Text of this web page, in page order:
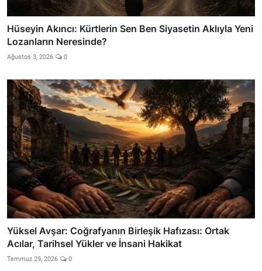
Hüseyin Akıncı: Kürtlerin Sen Ben Siyasetin Aklıyla Yeni
Lozanların Neresinde?
Ağustos 3, 2026 0
Yüksel Avşar: Coğrafyanın Birleşik Hafızası: Ortak
Acılar, Tarihsel Yükler ve İnsani Hakikat
Temmuz 29, 2026 0